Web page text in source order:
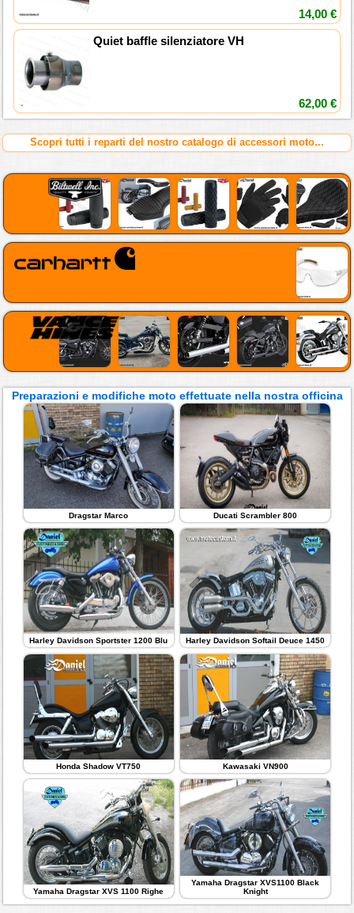
14,00 €
Quiet baffle silenziatore VH
62,00 €
Scopri tutti i reparti del nostro catalogo di accessori moto...
Preparazioni e modifiche moto effettuate nella nostra officina
Dragstar Marco Ducati Scrambler 800
Harley Davidson Sportster 1200 Blu Harley Davidson Softail Deuce 1450
Honda Shadow VT750 Kawasaki VN900
Yamaha Dragstar XVS 1100 Righe
Yamaha Dragstar XVS1100 Black
Knight